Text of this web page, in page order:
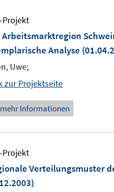
Projekt
Arbeitsmarktregion
Analyse
Uwe;
zur Projektseite
mehr Informationen
Projekt
Verteilungsmuster